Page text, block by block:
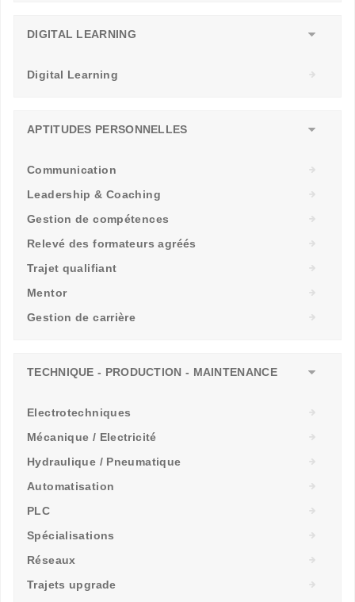
DIGITAL LEARNING
Digital Learning
APTITUDES PERSONNELLES
Communication
Leadership & Coaching
Gestion de compétences
Relevé des formateurs agréés
Trajet qualifiant
Mentor
Gestion de carrière
TECHNIQUE - PRODUCTION - MAINTENANCE
Electrotechniques
Mécanique / Electricité
Hydraulique / Pneumatique
Automatisation
PLC
Spécialisations
Réseaux
Trajets upgrade